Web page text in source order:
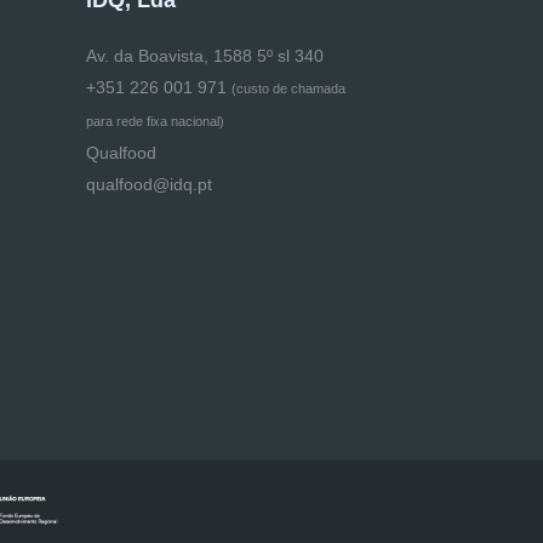
Av. da Boavista, 1588 5º sl 340
+351 226 001 971 (custo de chamada
para rede fixa nacional)
Qualfood
qualfood@idq.pt